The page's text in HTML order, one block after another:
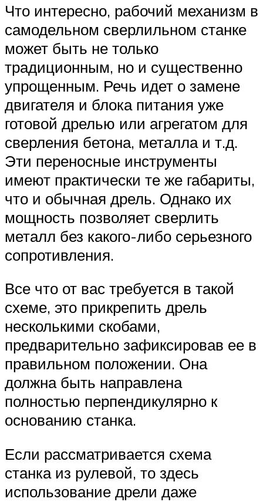
Что интересно, рабочий механизм в
самодельном сверлильном станке
может быть не только
традиционным, но и существенно
упрощенным. Речь идет о замене
двигателя и блока питания уже
готовой дрелью или агрегатом для
сверления бетона, металла и т.д.
Эти переносные инструменты
имеют практически те же габариты,
что и обычная дрель. Однако их
мощность позволяет сверлить
металл без какого-либо серьезного
сопротивления.
Все что от вас требуется в такой
схеме, это прикрепить дрель
несколькими скобами,
предварительно зафиксировав ее в
правильном положении. Она
должна быть направлена
полностью перпендикулярно к
основанию станка.
Если рассматривается схема
станка из рулевой, то здесь
использование дрели даже